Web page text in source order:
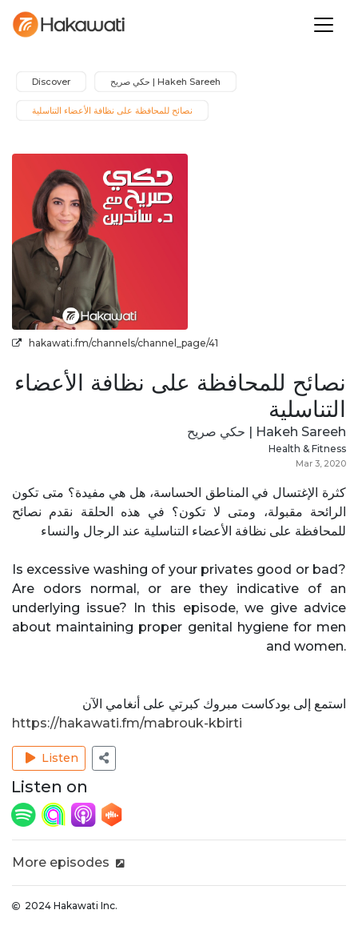
Discover Hakeh Sareeh | حكي صريح
نصائح للمحافظة على نظافة الأعضاء التناسلية
hakawati.fm/channels/channel_page/41
نصائح للمحافظة على نظافة الأعضاء
التناسلية
Hakeh Sareeh | حكي صريح
Health & Fitness
Mar 3, 2020
كثرة الإغتسال في المناطق الحساسة، هل هي مفيدة؟ متى تكون
الرائحة مقبولة، ومتى لا تكون؟ في هذه الحلقة نقدم نصائح
للمحافظة على نظافة الأعضاء التناسلية عند الرجال والنساء
Is excessive washing of your privates good or bad?
Are odors normal, or are they indicative of an
underlying issue? In this episode, we give advice
about maintaining proper genital hygiene for men
and women.
استمع إلى بودكاست مبروك كبرتي على أنغامي الآن
https://hakawati.fm/mabrouk-kbirti
Listen
Listen on
More episodes
2024 Hakawati Inc.